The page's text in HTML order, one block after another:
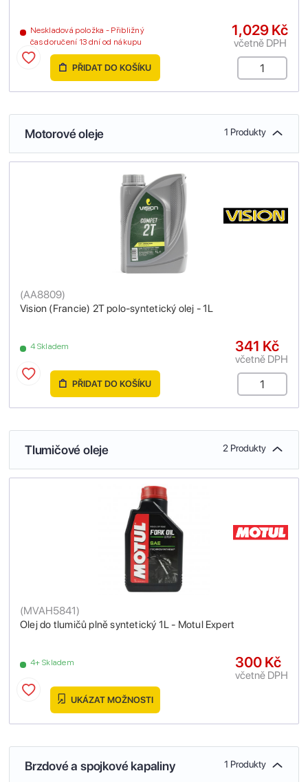
Neskladová položka - Přibližný
čas doručení 13 dní od nákupu
1,029 Kč
včetně DPH
PŘIDAT DO KOŠÍKU
Motorové oleje 1 Produkty
Vision (Francie) 2T polo-syntetický olej - 1L
(AA8809)
4 Skladem 341 Kč
včetně DPH
PŘIDAT DO KOŠÍKU
Tlumičové oleje 2 Produkty
Olej do tlumičů plně syntetický 1L - Motul Expert
(MVAH5841)
4+ Skladem 300 Kč
včetně DPH
UKÁZAT MOŽNOSTI
Brzdové a spojkové kapaliny 1 Produkty